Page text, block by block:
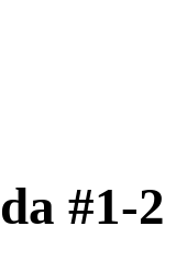
#1-2